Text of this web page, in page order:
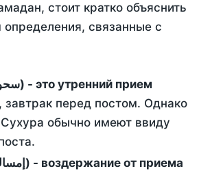
стоит кратко объяснить
связанные с
завтрак перед постом. Однако
обычно имеют ввиду